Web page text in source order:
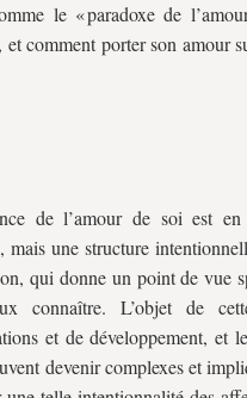
le « paradoxe de
et comment porter son amour
de l’amour de soi est
mais une structure
qui donne un point de vue
connaître. L’objet de
et de développement,
devenir complexes et